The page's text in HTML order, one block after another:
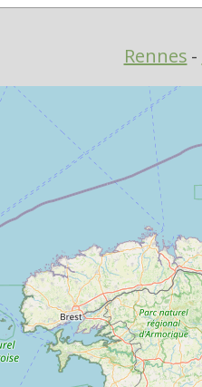
Rennes